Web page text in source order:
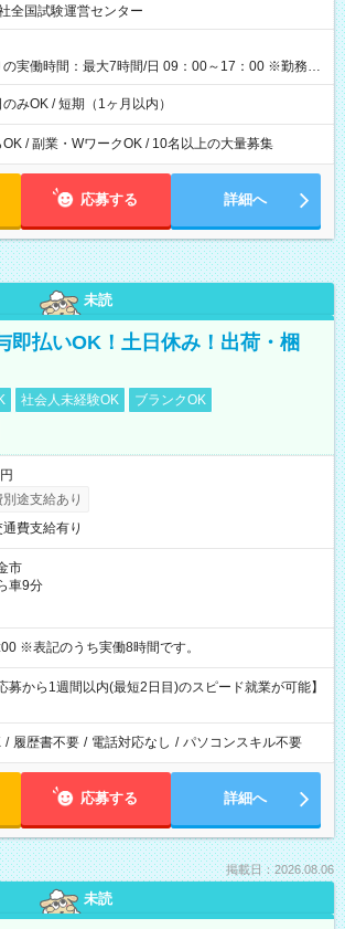
り ・国家試験 7:00～13:30（休憩なし） 時給1,300
＋100円）×6時間＝日収8,400円＋交通費 【試用期
間なし
全国試験運営センター
の実働時間：最大7時間/日 09：00～17：00 ※勤務時
より異なります。
みOK / 短期（1ヶ月以内）
/ 副業・WワークOK / 10名以上の大量募集
応募する 詳細へ
未読
即払いOK！土日休み！出荷・梱
社会人未経験OK
ブランクOK
途支給あり
通費支給有り
市
車9分
9:00～18:00 ※表記のうち実働8時間です。
募から1週間以内(最短2日目)のスピード就業が可能】
/ 履歴書不要 / 電話対応なし / パソコンスキル不要
応募する 詳細へ
掲載日：2026.08.06
未読